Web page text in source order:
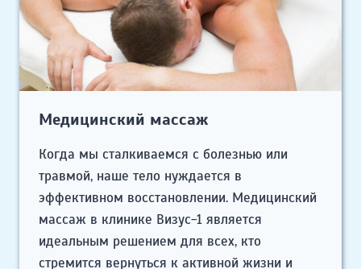
Медицинский массаж
Когда мы сталкиваемся с болезнью или
травмой, наше тело нуждается в
эффективном восстановлении. Медицинский
массаж в клинике Визус-1 является
идеальным решением для всех, кто
стремится вернуться к активной жизни и